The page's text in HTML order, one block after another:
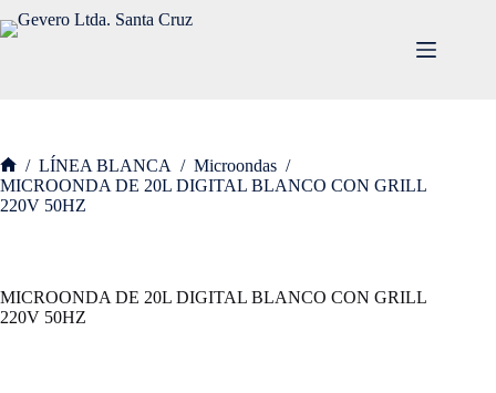
/ LÍNEA BLANCA / Microondas /
MICROONDA DE 20L DIGITAL BLANCO CON GRILL
220V 50HZ
MICROONDA DE 20L DIGITAL BLANCO CON GRILL
220V 50HZ